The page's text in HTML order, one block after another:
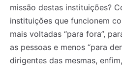
missão destas instituições?
instituições que funcionem
mais voltadas “para fora”,
as pessoas e menos “para
dirigentes das mesmas,